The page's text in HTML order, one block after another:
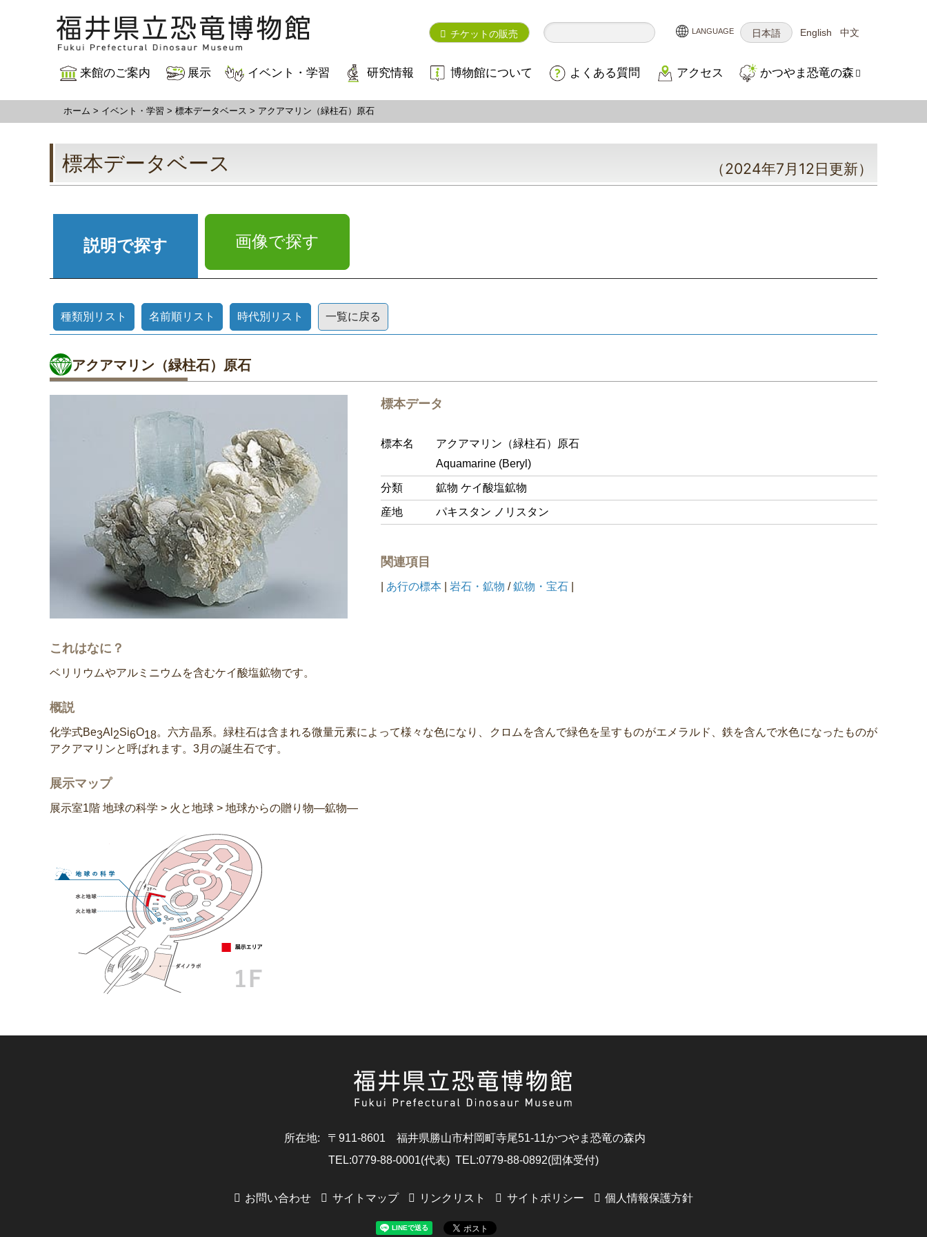
来館のご案内 展示 イベント・学習 研究情報 博物館について よくある質問 アクセス かつやま恐竜の森
日本語 English 中文
チケットの販売
ホーム > イベント・学習 > 標本データベース > アクアマリン（緑柱石）原石
標本データベース （2024年7月12日更新）
説明で探す 画像で探す
種類別リスト 名前順リスト 時代別リスト 一覧に戻る
アクアマリン（緑柱石）原石
標本データ
標本名
アクアマリン（緑柱石）原石
Aquamarine (Beryl)
分類 鉱物 ケイ酸塩鉱物
産地 パキスタン ノリスタン
関連項目
あ行の標本 岩石・鉱物 /鉱物・宝石
これはなに？
ベリリウムやアルミニウムを含むケイ酸塩鉱物です。
概説
化学式Be3Al 2Si6O18。六方晶系。緑柱石は含まれる微量元素によって様々な色になり、クロムを含んで緑色を呈すものがエメラルド、鉄を含んで水色になったものが
アクアマリンと呼ばれます。3月の誕生石です。
展示マップ
展示室1階 地球の科学 > 火と地球 > 地球からの贈り物―鉱物―
所在地: 〒911-8601 福井県勝山市村岡町寺尾51-11かつやま恐竜の森内
TEL:0779-88-0001(代表) TEL:0779-88-0892(団体受付)
お問い合わせ サイトマップ リンクリスト サイトポリシー 個人情報保護方針